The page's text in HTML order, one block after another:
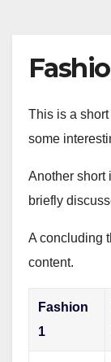
This is a
some
Another short
briefly
A concluding
content.
Fashion
1